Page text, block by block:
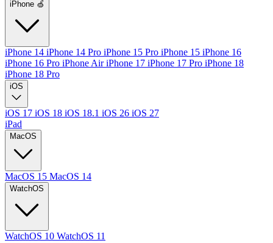
iPhone 🍏
iPhone 14 iPhone 14 Pro iPhone 15 Pro iPhone 15 iPhone 16
iPhone 16 Pro iPhone AiriPhone 17 iPhone 17 Pro iPhone 18
iPhone 18 Pro
iOS
iOS 17 iOS 18 iOS 18.1 iOS 26 iOS 27
iPad
MacOS
MacOS 15 MacOS 14
WatchOS
WatchOS 10 WatchOS 11